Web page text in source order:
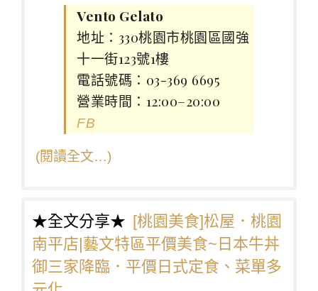
Vento Gelato
地址：330桃園市桃園區國強
十一街123號1樓
電話號碼：03-369 6695
營業時間：12:00–20:00
FB
(閱讀全文…)
★全文分享★ [桃園美食]松屋．桃園
南平店|藝文特區平價美食~日本牛丼
御三家降臨．平價日式定食、菜單多